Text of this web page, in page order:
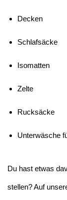
Decken
Schlafsäcke
Isomatten
Zelte
Rucksäcke
Unterwäsche
Du hast etwas
stellen? Auf